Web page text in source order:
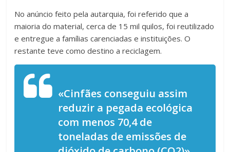
No anúncio feito pela autarquia, foi referido que a
maioria do material, cerca de 15 mil quilos, foi reutilizado
e entregue a famílias carenciadas e instituições. O
restante teve como destino a reciclagem.
«Cinfães conseguiu assim
reduzir a pegada ecológica
com menos 70,4 de
toneladas de emissões de